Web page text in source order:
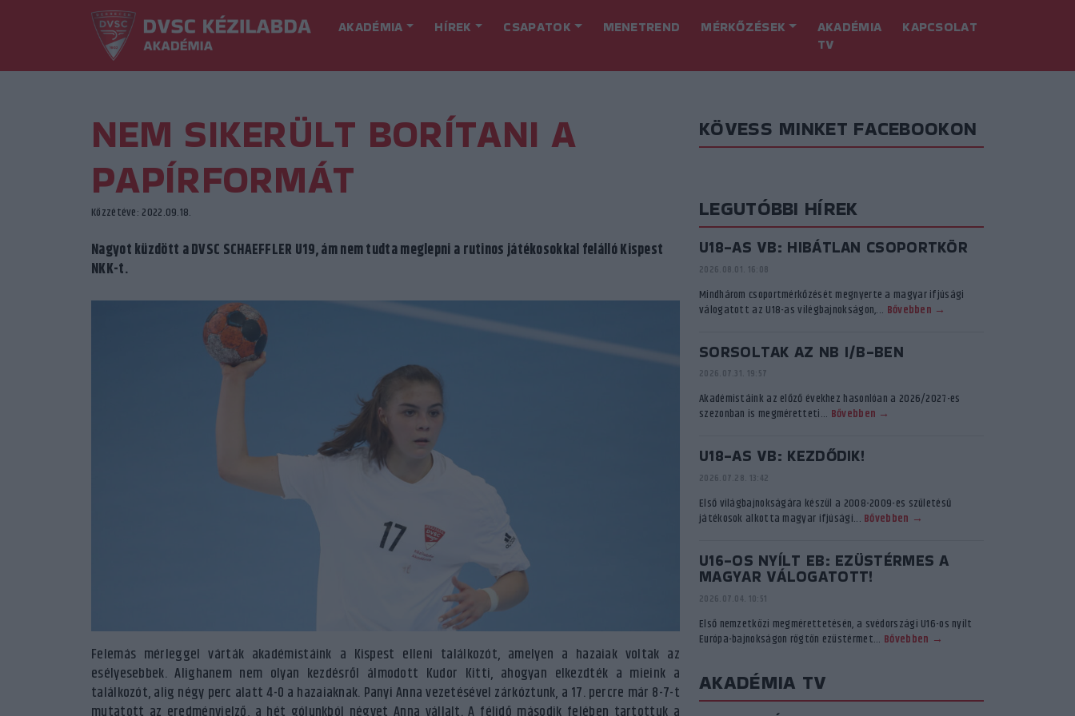
AKADÉMIA HÍREK CSAPATOK MENETREND MÉRKŐZÉSEK
AKADÉMIA
TV
KAPCSOLAT
NEM SIKERÜLT BORÍTANI A
PAPÍRFORMÁT
Közzétéve: 2022.09.18.
Nagyot küzdött a DVSC SCHAEFFLER U19, ám nem tudta meglepni a rutinos játékosokkal felálló Kispest
NKK-t.
Felemás mérleggel várták akadémistáink a Kispest elleni találkozót, amelyen a hazaiak voltak az
esélyesebbek. Alighanem nem olyan kezdésről álmodott Kudor Kitti, ahogyan elkezdték a mieink a
találkozót, alig négy perc alatt 4-0 a hazaiaknak. Panyi Anna vezetésével zárkóztunk, a 17. percre már 8-7-t
KÖVESS MINKET FACEBOOKON
LEGUTÓBBI HÍREK
U18-AS VB: HIBÁTLAN CSOPORTKÖR
2026.08.01. 16:08
Mindhárom csoportmérkőzését megnyerte a magyar ifjúsági
válogatott az U18-as vilégbajnokságon,... Bővebben →
SORSOLTAK AZ NB I/B-BEN
2026.07.31. 19:57
Akadémistáink az előző évekhez hasonlóan a 2026/2027-es
szezonban is megméretteti... Bővebben →
U18-AS VB: KEZDŐDIK!
2026.07.28. 13:42
Első világbajnokságára készül a 2008-2009-es születésű
játékosok alkotta magyar ifjúsági... Bővebben →
U16-OS NYÍLT EB: EZÜSTÉRMES A
MAGYAR VÁLOGATOTT!
2026.07.04. 10:51
Első nemzetközi megmérettetésén, a svédországi U16-os nyílt
Európa-bajnokságon rögtön ezüstérmet... Bővebben →
AKADÉMIA TV